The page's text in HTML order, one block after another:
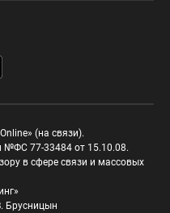
(на связи).
№ФС 77-33484 от 15.10.08.
в сфере связи и массовых
Брусницын